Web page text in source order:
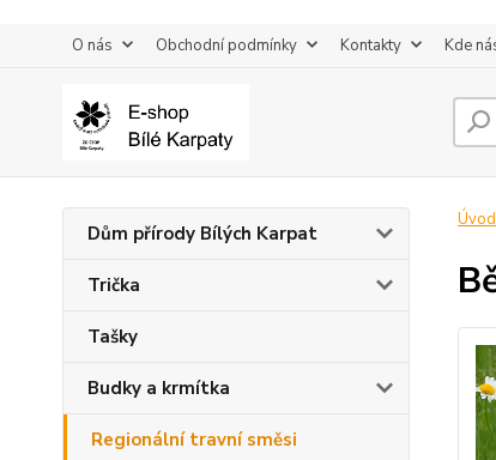
O nás Obchodní podmínky Kontakty Kde
Dům přírody Bílých Karpat
Trička
Tašky
Budky a krmítka
Regionální travní směsi
Úvod